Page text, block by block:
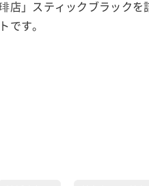
店」スティックブラックを
です。